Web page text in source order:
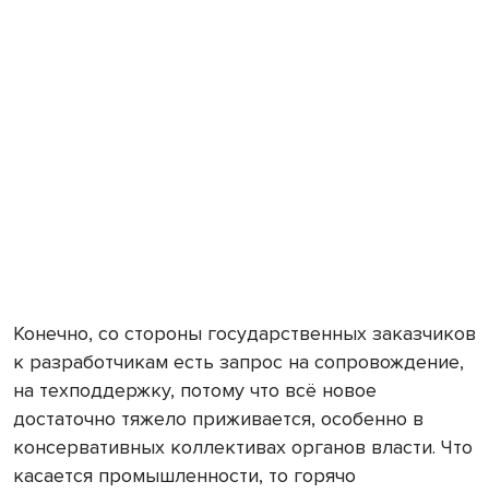
Конечно, со стороны государственных заказчиков
к разработчикам есть запрос на сопровождение,
на техподдержку, потому что всё новое
достаточно тяжело приживается, особенно в
консервативных коллективах органов власти. Что
касается промышленности, то горячо